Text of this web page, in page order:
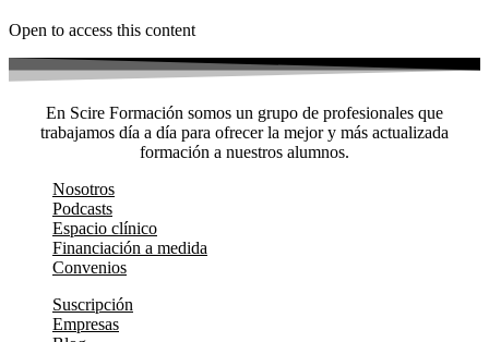
Open to access this content
En Scire Formación somos un grupo de profesionales que
trabajamos día a día para ofrecer la mejor y más actualizada
formación a nuestros alumnos.
Nosotros
Podcasts
Espacio clínico
Financiación a medida
Convenios
Suscripción
Empresas